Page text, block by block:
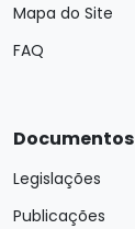
Mapa do Site
FAQ
Documentos
Legislações
Publicações